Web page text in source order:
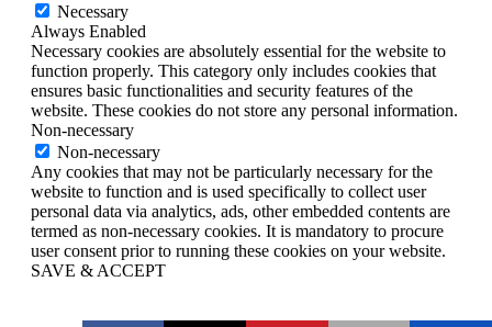
Necessary
Always Enabled
Necessary cookies are absolutely essential for the website to
function properly. This category only includes cookies that
ensures basic functionalities and security features of the
website. These cookies do not store any personal information.
Non-necessary
Non-necessary
Any cookies that may not be particularly necessary for the
website to function and is used specifically to collect user
personal data via analytics, ads, other embedded contents are
termed as non-necessary cookies. It is mandatory to procure
user consent prior to running these cookies on your website.
SAVE & ACCEPT